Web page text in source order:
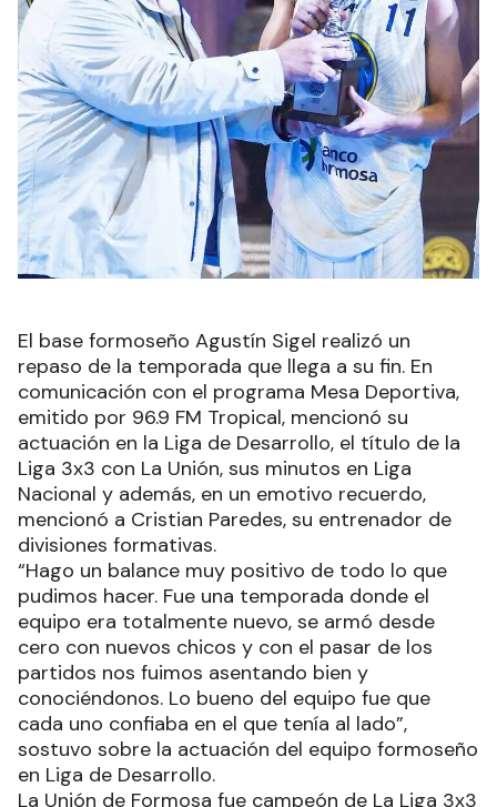
El base formoseño Agustín Sigel realizó un
repaso de la temporada que llega a su fin. En
comunicación con el programa Mesa Deportiva,
emitido por 96.9 FM Tropical, mencionó su
actuación en la Liga de Desarrollo, el título de la
Liga 3x3 con La Unión, sus minutos en Liga
Nacional y además, en un emotivo recuerdo,
mencionó a Cristian Paredes, su entrenador de
divisiones formativas.
“Hago un balance muy positivo de todo lo que
pudimos hacer. Fue una temporada donde el
equipo era totalmente nuevo, se armó desde
cero con nuevos chicos y con el pasar de los
partidos nos fuimos asentando bien y
conociéndonos. Lo bueno del equipo fue que
cada uno confiaba en el que tenía al lado”,
sostuvo sobre la actuación del equipo formoseño
en Liga de Desarrollo.
La Unión de Formosa fue campeón de La Liga 3x3